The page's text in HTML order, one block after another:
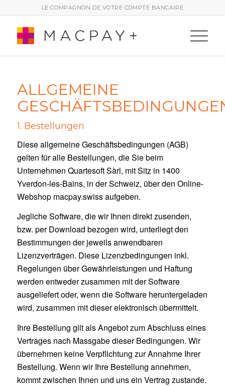
LE COMPAGNON DE VOTRE COMPTE BANCAIRE
ALLGEMEINE
1. Bestellungen
Diese allgemeine Geschäftsbedingungen (AGB)
gelten für alle Bestellungen, die Sie beim
Unternehmen Quartesoft Sàrl, mit Sitz in 1400
Yverdon-les-Bains, in der Schweiz, über den Online-
Webshop macpay.swiss aufgeben.
Jegliche Software, die wir Ihnen direkt zusenden,
bzw. per Download bezogen wird, unterliegt den
Bestimmungen der jeweils anwendbaren
Lizenzverträgen. Diese Lizenzbedingungen inkl.
Regelungen über Gewährleistungen und Haftung
werden entweder zusammen mit der Software
ausgeliefert oder, wenn die Software heruntergeladen
wird, zusammen mit dieser elektronisch übermittelt.
Ihre Bestellung gilt als Angebot zum Abschluss eines
Vertrages nach Massgabe dieser Bedingungen. Wir
übernehmen keine Verpflichtung zur Annahme Ihrer
Bestellung. Wenn wir Ihre Bestellung annehmen,
kommt zwischen Ihnen und uns ein Vertrag zustande.